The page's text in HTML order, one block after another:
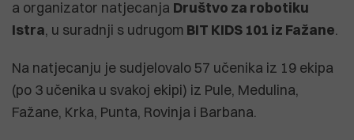
a organizator natjecanja Društvo za robotiku
Istra, u suradnji s udrugom BIT KIDS 101 iz Fažane.
Na natjecanju je sudjelovalo 57 učenika iz 19 ekipa
(po 3 učenika u svakoj ekipi) iz Pule, Medulina,
Fažane, Krka, Punta, Rovinja i Barbana.